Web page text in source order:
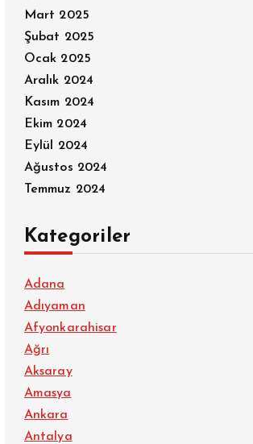
Mart 2025
Şubat 2025
Ocak 2025
Aralık 2024
Kasım 2024
Ekim 2024
Eylül 2024
Ağustos 2024
Temmuz 2024
Kategoriler
Adana
Adıyaman
Afyonkarahisar
Ağrı
Aksaray
Amasya
Ankara
Antalya